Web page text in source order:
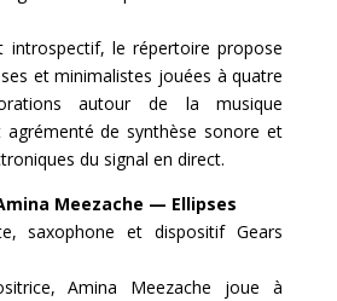
introspectif, le répertoire propose
et minimalistes jouées à quatre
autour de la musique
de synthèse sonore et
du signal en direct.
Meezache — Ellipses
saxophone et dispositif Gears
Amina Meezache joue à